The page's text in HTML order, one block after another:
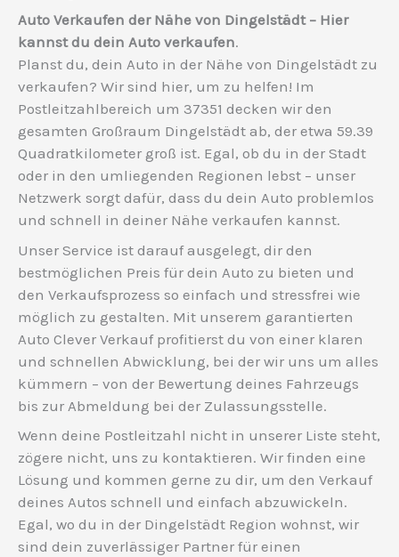
Auto Verkaufen der Nähe von Dingelstädt – Hier
kannst du dein Auto verkaufen.
Planst du, dein Auto in der Nähe von Dingelstädt zu
verkaufen? Wir sind hier, um zu helfen! Im
Postleitzahlbereich um 37351 decken wir den
gesamten Großraum Dingelstädt ab, der etwa 59.39
Quadratkilometer groß ist. Egal, ob du in der Stadt
oder in den umliegenden Regionen lebst – unser
Netzwerk sorgt dafür, dass du dein Auto problemlos
und schnell in deiner Nähe verkaufen kannst.
Unser Service ist darauf ausgelegt, dir den
bestmöglichen Preis für dein Auto zu bieten und
den Verkaufsprozess so einfach und stressfrei wie
möglich zu gestalten. Mit unserem garantierten
Auto Clever Verkauf profitierst du von einer klaren
und schnellen Abwicklung, bei der wir uns um alles
kümmern – von der Bewertung deines Fahrzeugs
bis zur Abmeldung bei der Zulassungsstelle.
Wenn deine Postleitzahl nicht in unserer Liste steht,
zögere nicht, uns zu kontaktieren. Wir finden eine
Lösung und kommen gerne zu dir, um den Verkauf
deines Autos schnell und einfach abzuwickeln.
Egal, wo du in der Dingelstädt Region wohnst, wir
sind dein zuverlässiger Partner für einen